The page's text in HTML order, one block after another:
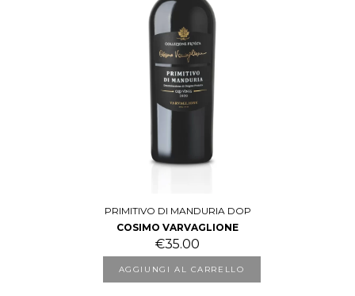
PRIMITIVO DI MANDURIA DOP
COSIMO VARVAGLIONE
€35.00
AGGIUNGI AL CARRELLO